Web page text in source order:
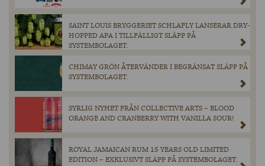
SAINT LOUIS BRYGGERIET SCHLAFLY LANSERAR DRY-
HOPPED APA I TILLFÄLLIGT SLÄPP PÅ
SYSTEMBOLAGET.
CHIMAY GRÖN ÅTERVÄNDER I BEGRÄNSAT SLÄPP PÅ
SYSTEMBOLAGET.
SYRLIG NYHET FRÅN COLLECTIVE ARTS – BLOOD
ORANGE AND CRANBERRY WITH VANILLA SOUR!
ROYAL JAMAICAN RUM 15 YEARS OLD LIMITED
EDITION – EXKLUSIVT SLÄPP PÅ SYSTEMBOLAGET.